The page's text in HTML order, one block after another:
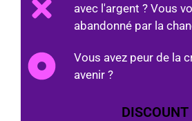
avec l'argent ? Vous
abandonné par la
Vous avez peur de la
avenir ?
DISCOUNT